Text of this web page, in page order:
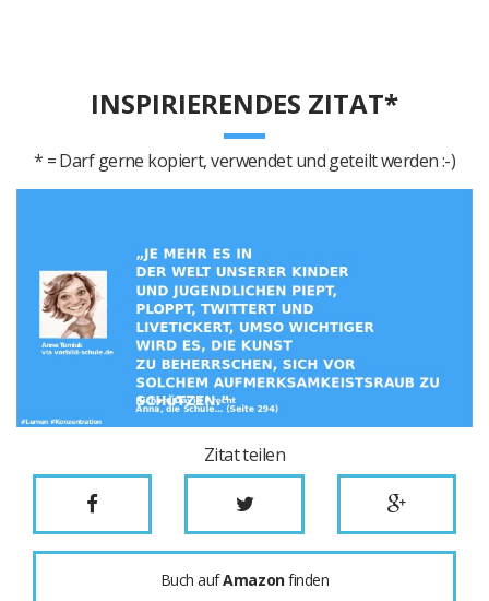
INSPIRIERENDES ZITAT*
* = Darf gerne kopiert, verwendet und geteilt werden :-)
Zitat teilen
Buch aufAmazonfinden